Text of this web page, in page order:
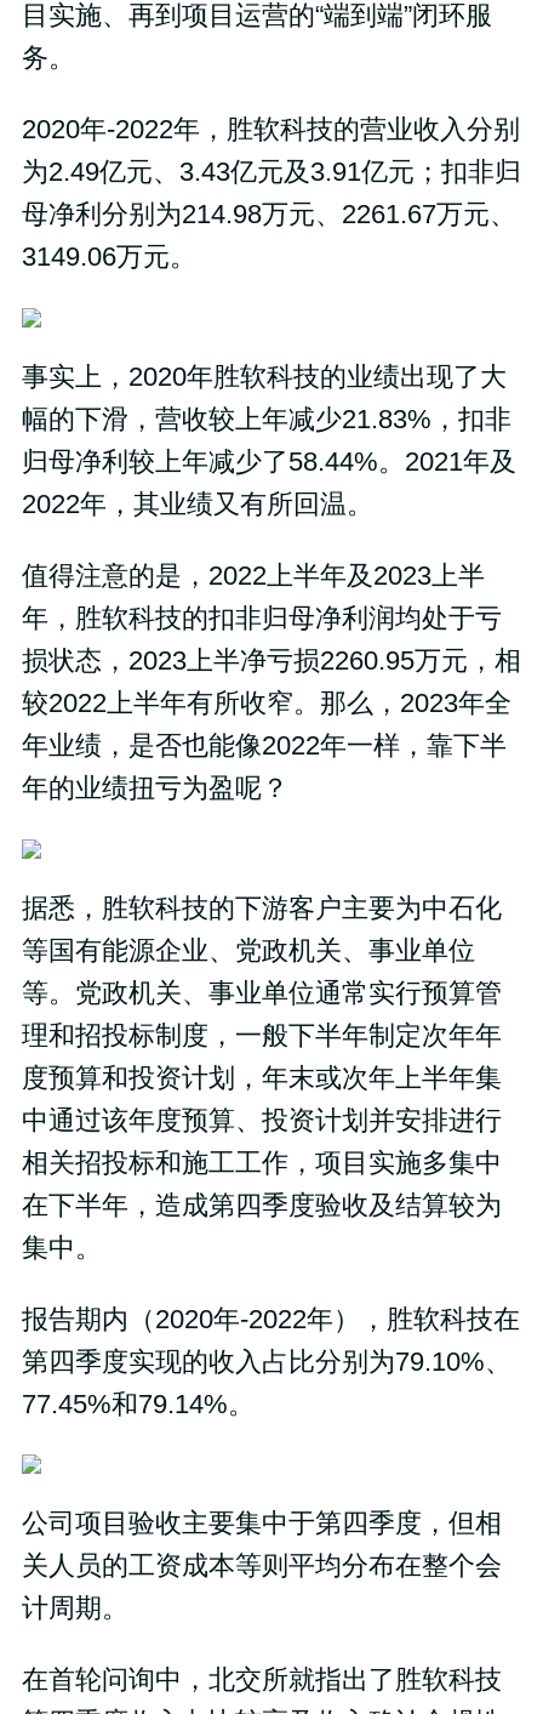
目实施、再到项目运营的“端到端”闭环服
务。
2020年-2022年，胜软科技的营业收入分别
为2.49亿元、3.43亿元及3.91亿元；扣非归
母净利分别为214.98万元、2261.67万元、
3149.06万元。
事实上，2020年胜软科技的业绩出现了大
幅的下滑，营收较上年减少21.83%，扣非
归母净利较上年减少了58.44%。2021年及
2022年，其业绩又有所回温。
值得注意的是，2022上半年及2023上半
年，胜软科技的扣非归母净利润均处于亏
损状态，2023上半净亏损2260.95万元，相
较2022上半年有所收窄。那么，2023年全
年业绩，是否也能像2022年一样，靠下半
年的业绩扭亏为盈呢？
据悉，胜软科技的下游客户主要为中石化
等国有能源企业、党政机关、事业单位
等。党政机关、事业单位通常实行预算管
理和招投标制度，一般下半年制定次年年
度预算和投资计划，年末或次年上半年集
中通过该年度预算、投资计划并安排进行
相关招投标和施工工作，项目实施多集中
在下半年，造成第四季度验收及结算较为
集中。
报告期内（2020年-2022年），胜软科技在
第四季度实现的收入占比分别为79.10%、
77.45%和79.14%。
公司项目验收主要集中于第四季度，但相
关人员的工资成本等则平均分布在整个会
计周期。
在首轮问询中，北交所就指出了胜软科技